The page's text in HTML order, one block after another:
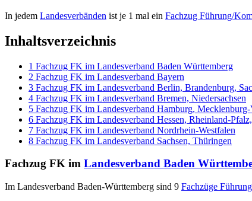
In jedem Landesverbänden ist je 1 mal ein Fachzug Führung/
Inhaltsverzeichnis
1 Fachzug FK im Landesverband Baden Württemberg
2 Fachzug FK im Landesverband Bayern
3 Fachzug FK im Landesverband Berlin, Brandenburg,
4 Fachzug FK im Landesverband Bremen, Niedersachsen
5 Fachzug FK im Landesverband Hamburg,
6 Fachzug FK im Landesverband Hessen, Rheinland-
7 Fachzug FK im Landesverband Nordrhein-Westfalen
8 Fachzug FK im Landesverband Sachsen, Thüringen
Fachzug FK im Landesverband Baden
Im Landesverband Baden-Württemberg sind 9 Fachzüge